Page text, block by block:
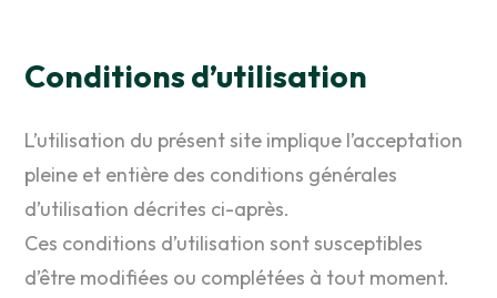
Conditions d’utilisation
L’utilisation du présent site implique l’acceptation
pleine et entière des conditions générales
d’utilisation décrites ci-après.
Ces conditions d’utilisation sont susceptibles
d’être modifiées ou complétées à tout moment.